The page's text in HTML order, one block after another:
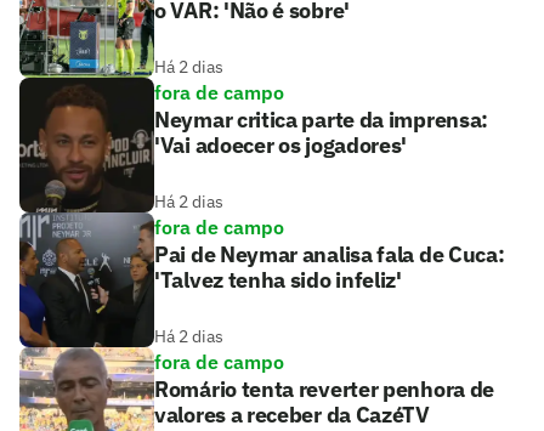
o VAR: 'Não é sobre'
Há 2 dias
fora de campo
Neymar critica parte da imprensa:
'Vai adoecer os jogadores'
Há 2 dias
fora de campo
Pai de Neymar analisa fala de Cuca:
'Talvez tenha sido infeliz'
Há 2 dias
fora de campo
Romário tenta reverter penhora de
valores a receber da CazéTV